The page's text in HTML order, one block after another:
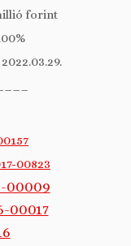
forint
00823
00009
00017